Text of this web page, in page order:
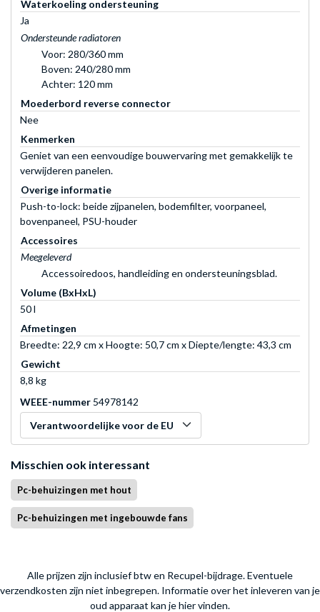
Waterkoeling ondersteuning
Ja
Ondersteunde radiatoren
Voor: 280/360 mm
Boven: 240/280 mm
Achter: 120 mm
Moederbord reverse connector
Nee
Kenmerken
Geniet van een eenvoudige bouwervaring met gemakkelijk te
verwijderen panelen.
Overige informatie
Push-to-lock: beide zijpanelen, bodemfilter, voorpaneel,
bovenpaneel, PSU-houder
Accessoires
Meegeleverd
Accessoiredoos, handleiding en ondersteuningsblad.
Volume (BxHxL)
50 l
Afmetingen
Breedte: 22,9 cm x Hoogte: 50,7 cm x Diepte/lengte: 43,3 cm
Gewicht
8,8 kg
WEEE-nummer 54978142
Verantwoordelijke voor de EU
Misschien ook interessant
Pc-behuizingen met hout
Pc-behuizingen met ingebouwde fans
Alle prijzen zijn inclusief btw en Recupel-bijdrage. Eventuele
verzendkosten zijn niet inbegrepen. Informatie over het inleveren van je
oud apparaat kan je hier vinden.